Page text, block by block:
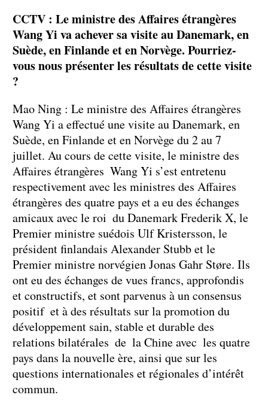
CCTV : Le ministre des Affaires étrangères
Wang Yi va achever sa visite au Danemark, en
Suède, en Finlande et en Norvège. Pourriez-
vous nous présenter les résultats de cette visite
?
Mao Ning : Le ministre des Affaires étrangères
Wang Yi a effectué une visite au Danemark, en
Suède, en Finlande et en Norvège du 2 au 7
juillet. Au cours de cette visite, le ministre des
Affaires étrangères Wang Yi s’est entretenu
respectivement avec les ministres des Affaires
étrangères des quatre pays et a eu des échanges
amicaux avec le roi du Danemark Frederik X, le
Premier ministre suédois Ulf Kristersson, le
président finlandais Alexander Stubb et le
Premier ministre norvégien Jonas Gahr Støre. Ils
ont eu des échanges de vues francs, approfondis
et constructifs, et sont parvenus à un consensus
positif et à des résultats sur la promotion du
développement sain, stable et durable des
relations bilatérales de la Chine avec les quatre
pays dans la nouvelle ère, ainsi que sur les
questions internationales et régionales d’intérêt
commun.